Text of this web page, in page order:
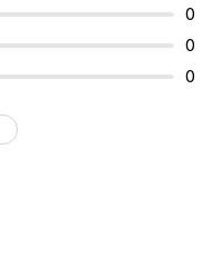
0
0
0